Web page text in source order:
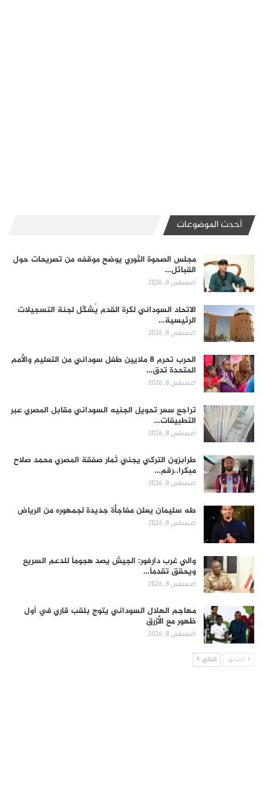
أحدث الموضوعات
مجلس الصحوة الثوري يوضح موقفه من تصريحات حول
القبائل…
أغسطس 8, 2026
الاتحاد السوداني لكرة القدم يُشكّل لجنة التسجيلات
الرئيسية…
أغسطس 8, 2026
الحرب تحرم 8 ملايين طفل سوداني من التعليم والأمم
المتحدة تدق…
أغسطس 8, 2026
تراجع سعر تحويل الجنيه السوداني مقابل المصري عبر
التطبيقات…
أغسطس 8, 2026
طرابزون التركي يجني ثمار صفقة المصري محمد صلاح
مبكرا..رقم…
أغسطس 8, 2026
طه سليمان يعلن مفاجأة جديدة لجمهوره من الرياض
أغسطس 8, 2026
والي غرب دارفور: الجيش يصد هجوماً للدعم السريع
ويحقق تقدماً…
أغسطس 8, 2026
مهاجم الهلال السوداني يتوج بلقب قاري في أول
ظهور مع الأزرق
أغسطس 8, 2026
السابق التالي